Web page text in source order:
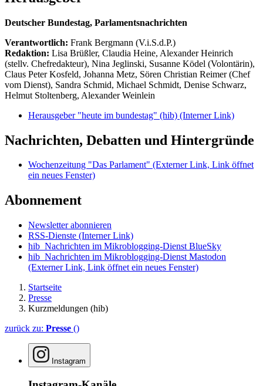
Deutscher Bundestag, Parlamentsnachrichten
Verantwortlich: Frank Bergmann (V.i.S.d.P.)
Redaktion: Lisa Brüßler, Claudia Heine, Alexander Heinrich
(stellv. Chefredakteur), Nina Jeglinski, Susanne Ködel (Volontärin),
Claus Peter Kosfeld, Johanna Metz, Sören Christian Reimer (Chef
vom Dienst), Sandra Schmid, Michael Schmidt, Denise Schwarz,
Helmut Stoltenberg, Alexander Weinlein
Herausgeber "heute im bundestag" (hib) (Interner Link)
Nachrichten, Debatten und Hintergründe
Wochenzeitung "Das Parlament" (Externer Link, Link öffnet
ein neues Fenster)
Abonnement
Newsletter abonnieren
RSS-Dienste (Interner Link)
hib_Nachrichten im Mikroblogging-Dienst BlueSky
hib_Nachrichten im Mikroblogging-Dienst Mastodon
(Externer Link, Link öffnet ein neues Fenster)
Startseite
Presse
Kurzmeldungen (hib)
zurück zu: Presse ()
Instagram